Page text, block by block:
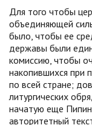
Для того чтобы
объединяющей
было, чтобы ее
державы были
комиссию, чтобы
накопившихся при
по всей стране;
литургических
начатую еще
авторитетный